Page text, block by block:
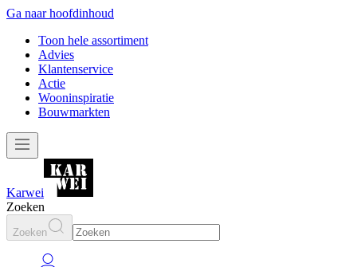
Ga naar hoofdinhoud
Toon hele assortiment
Advies
Klantenservice
Actie
Wooninspiratie
Bouwmarkten
Karwei
Zoeken
Zoeken